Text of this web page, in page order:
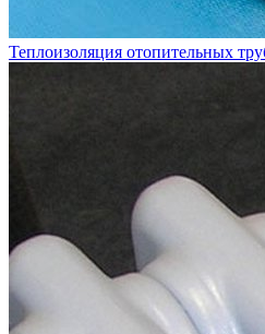
Теплоизоляция отопительных